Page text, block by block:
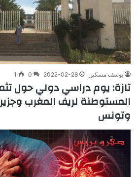
يوسف مسكين 2022-02-28
0
1
تازة: يوم دراسي دولي حول
المستوطنة لريف المغرب
وتونس